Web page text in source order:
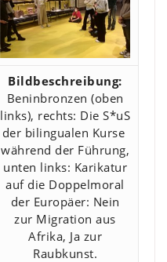
Bildbeschreibung:
Beninbronzen (oben
links), rechts: Die S*uS
der bilingualen Kurse
während der Führung,
unten links: Karikatur
auf die Doppelmoral
der Europäer: Nein
zur Migration aus
Afrika, Ja zur
Raubkunst.